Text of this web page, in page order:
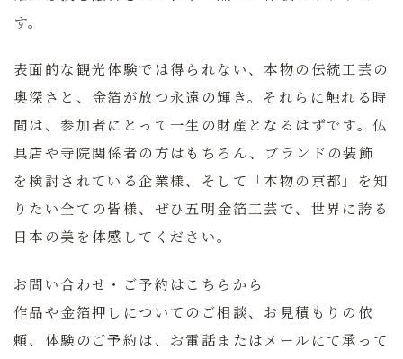
す。
表面的な観光体験では得られない、本物の伝統工芸の
奥深さと、金箔が放つ永遠の輝き。それらに触れる時
間は、参加者にとって一生の財産となるはずです。仏
具店や寺院関係者の方はもちろん、ブランドの装飾
を検討されている企業様、そして「本物の京都」を知
りたい全ての皆様、ぜひ五明金箔工芸で、世界に誇る
日本の美を体感してください。
お問い合わせ・ご予約はこちらから
作品や金箔押しについてのご相談、お見積もりの依
頼、体験のご予約は、お電話またはメールにて承って